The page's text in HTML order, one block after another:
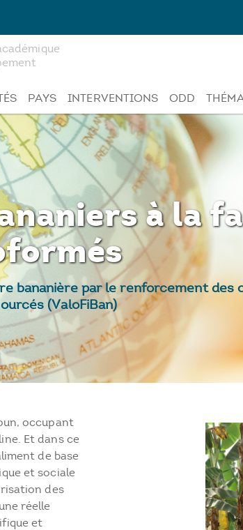
PAYS INTERVENTIONS ODD
à la
bananière par le renforcement des
(ValoFiBan)
occupant
Et dans ce
de base
et sociale
des
réelle
et